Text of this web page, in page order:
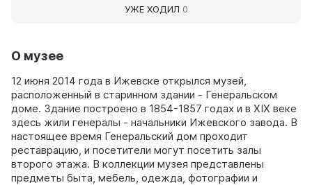
О музее
12 июня 2014 года в Ижевске открылся музей,
расположенный в старинном здании - Генеральском
доме. Здание построено в 1854-1857 годах и в XIX веке
здесь жили генералы - начальники Ижевского завода. В
настоящее время Генеральский дом проходит
реставрацию, и посетители могут посетить залы
второго этажа. В коллекции музея представлены
предметы быта, мебель, одежда, фотографии и
УЖЕ ХОДИЛ 0